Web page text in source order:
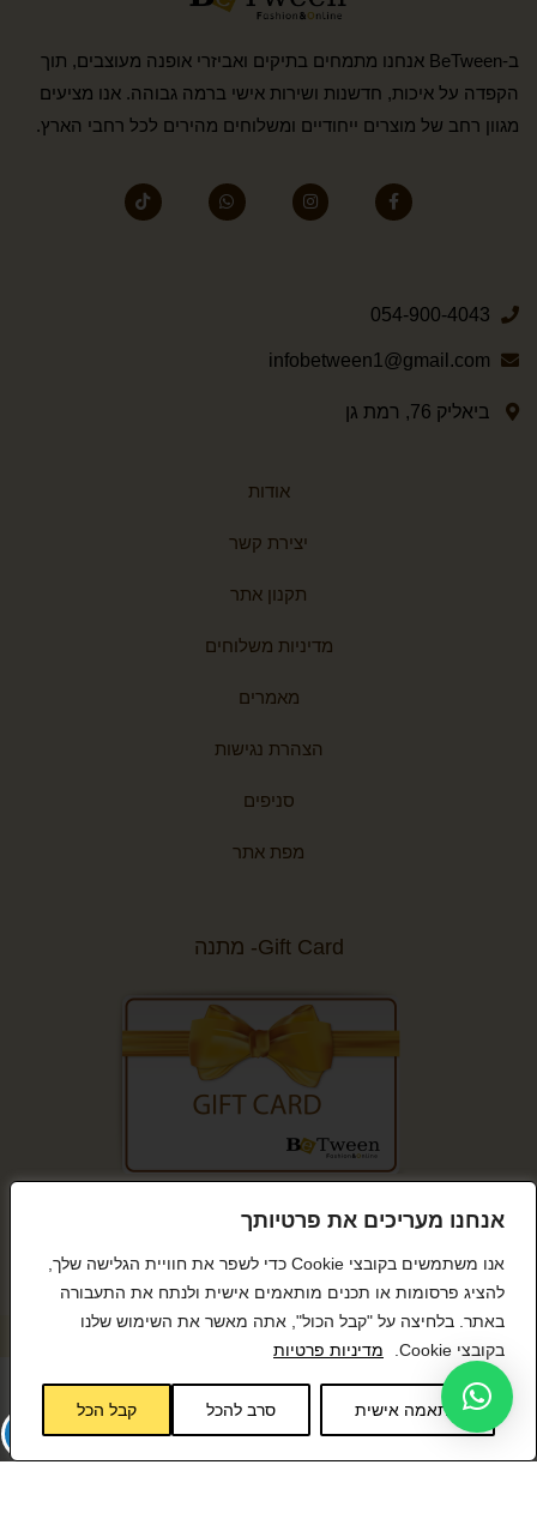
אנחנו מעריכים את פרטיותך
אנו משתמשים בקובצי Cookie כדי לשפר את חוויית הגלישה שלך,
להציג פרסומות או תכנים מותאמים אישית ולנתח את התעבורה
באתר. בלחיצה על "קבל הכול", אתה מאשר את השימוש שלנו
בקובצי Cookie.
מדיניות פרטיות
התאמה אישית סרב להכל קבל הכל
ב-BeTween אנחנו מתמחים בתיקים ואביזרי אופנה מעוצבים, תוך
הקפדה על איכות, חדשנות ושירות אישי ברמה גבוהה. אנו מציעים
מגוון רחב של מוצרים ייחודיים ומשלוחים מהירים לכל רחבי הארץ.
054-900-4043
infobetween1@gmail.com
ביאליק 76, רמת גן
אודות
יצירת קשר
תקנון אתר
מדיניות משלוחים
מאמרים
הצהרת נגישות
סניפים
מפת אתר
Gift Card- מתנה
קנייה מאובטחת
© כל הזכויות שמורות BeTween